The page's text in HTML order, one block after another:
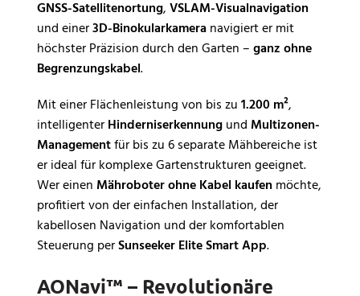
GNSS-Satellitenortung,VSLAM-Visualnavigation
und einer3D-Binokularkameranavigiert er mit
höchster Präzision durch den Garten –ganz ohne
Begrenzungskabel.
Mit einer Flächenleistung von bis zu1.200 m²,
intelligenterHinderniserkennungund Multizonen-
Managementfür bis zu 6 separate Mähbereiche ist
er ideal für komplexe Gartenstrukturen geeignet.
Wer einen Mähroboter ohne Kabel kaufen möchte,
profitiert von der einfachen Installation, der
kabellosen Navigation und der komfortablen
Steuerung perSunseeker Elite Smart App.
AONavi™ – Revolutionäre